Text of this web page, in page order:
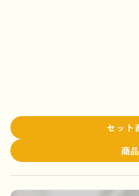
セット
商